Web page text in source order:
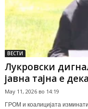
ВЕСТИ
Лукровски
јавна тајна е
May 11, 2026 во 14:19
ГРОМ и коалицијата